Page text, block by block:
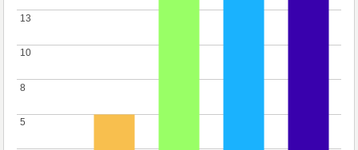
5
5
8
8
10
10
13
13